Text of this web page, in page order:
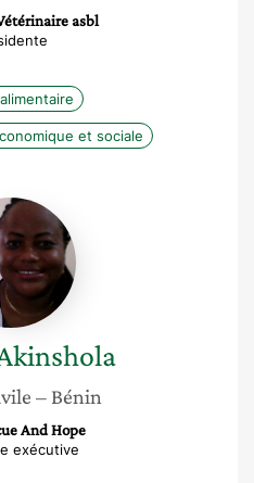
asbl
et sociale
Amélie
Akinshola
– Bénin
And Hope
exécutive